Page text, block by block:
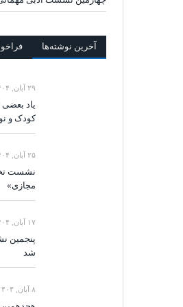
آخرين‌ نوشته‌ها
۲۹ آبان, ۱۴۰۴
یاد
کودک و
۲۵ آبان, ۱۴۰۴
نشست
مجازی»
۱۷ آبان, ۱۴۰۴
پنجمین
شد
۸ آبان, ۱۴۰۴